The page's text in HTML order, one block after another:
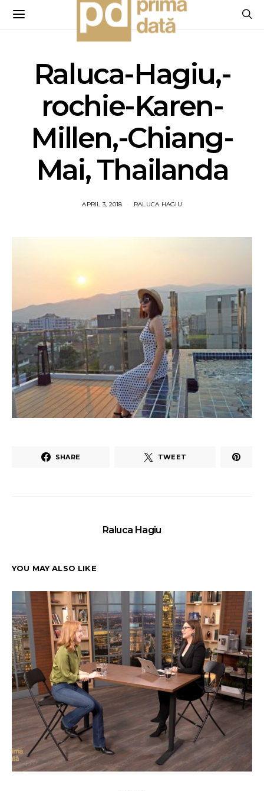
Raluca-Hagiu,-
rochie-Karen-
Millen,-Chiang-
Mai, Thailanda
APRIL 3, 2018 RALUCA HAGIU
SHARE TWEET
Raluca Hagiu
YOU MAY ALSO LIKE